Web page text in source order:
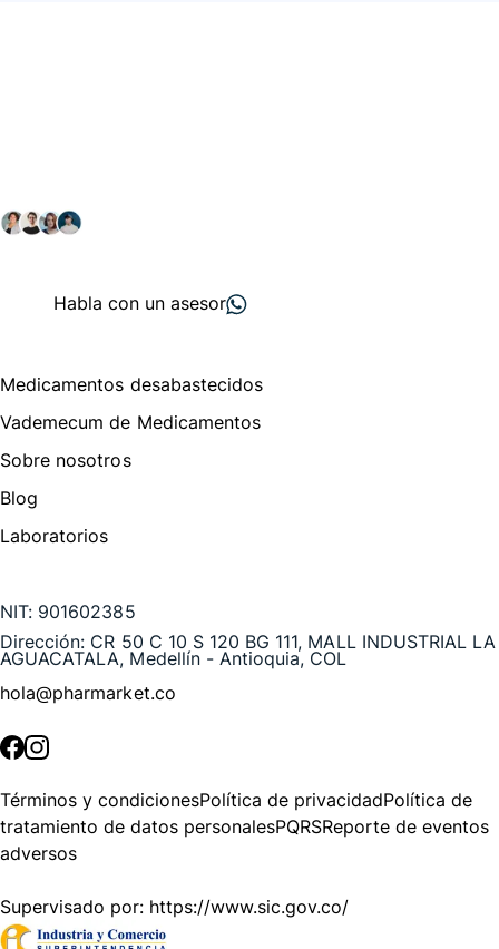
Habla con un asesor
Medicamentos desabastecidos
Vademecum de Medicamentos
Sobre nosotros
Blog
Laboratorios
NIT: 901602385
Dirección: CR 50 C 10 S 120 BG 111, MALL INDUSTRIAL LA
AGUACATALA, Medellín - Antioquia, COL
hola@pharmarket.co
Términos y condicionesPolítica de privacidadPolítica de
tratamiento de datos personalesPQRSReporte de eventos
adversos
Supervisado por: https://www.sic.gov.co/